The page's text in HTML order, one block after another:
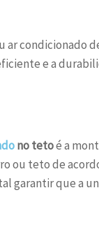
condicionado
e a
no tetoé a
ou teto de
garantir que a